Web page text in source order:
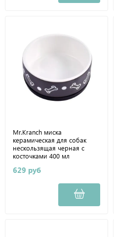
Mr.Kranch миска
керамическая для собак
нескользящая черная с
косточками 400 мл
629 руб